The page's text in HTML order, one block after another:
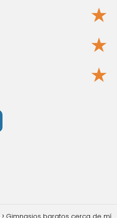
★
★
★
Gimnasios baratos cerca de mí